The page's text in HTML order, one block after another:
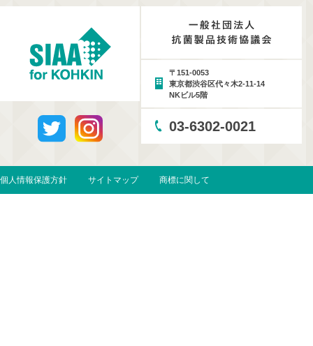
〒151-0053
東京都渋谷区代々木2-11-14
NKビル5階
03-6302-0021
個人情報保護方針 サイトマップ 商標に関して